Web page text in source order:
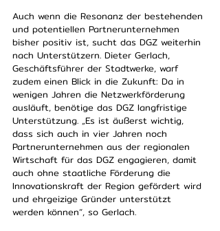
Auch wenn die Resonanz der bestehenden
und potentiellen Partnerunternehmen
bisher positiv ist, sucht das DGZ weiterhin
nach Unterstützern. Dieter Gerlach,
Geschäftsführer der Stadtwerke, warf
zudem einen Blick in die Zukunft: Da in
wenigen Jahren die Netzwerkförderung
ausläuft, benötige das DGZ langfristige
Unterstützung. „Es ist äußerst wichtig,
dass sich auch in vier Jahren noch
Partnerunternehmen aus der regionalen
Wirtschaft für das DGZ engagieren, damit
auch ohne staatliche Förderung die
Innovationskraft der Region gefördert wird
und ehrgeizige Gründer unterstützt
werden können“, so Gerlach.